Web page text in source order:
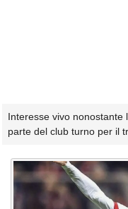
Interesse vivo nonostante
parte del club turno per il